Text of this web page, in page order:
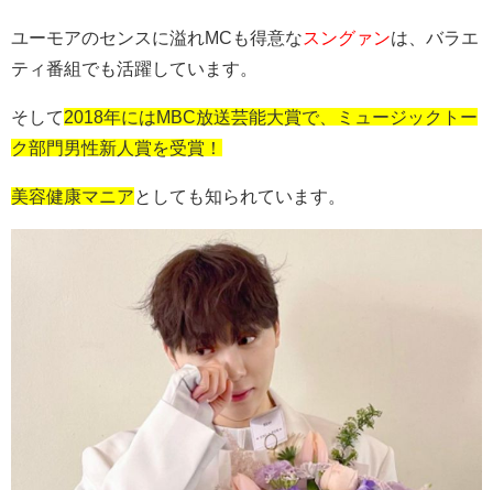
ユーモアのセンスに溢れMCも得意なスングァンは、バラエ
ティ番組でも活躍しています。
そして2018年にはMBC放送芸能大賞で、ミュージックトー
ク部門男性新人賞を受賞！
美容健康マニア としても知られています。